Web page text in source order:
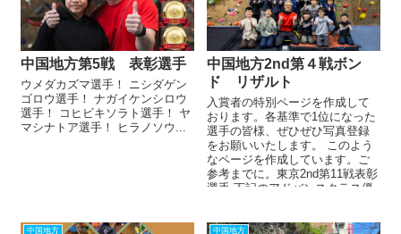
中国地方第5戦 表彰選手
ウメダカズマ選手！ ニシダゲン
ゴロウ選手！ ナガイケンシロウ
選手！ コヒビキソラト選手！ ヤ
マシナトア選手！ ヒラノソウ...
中国地方2nd第４戦ボン
ド リザルト
入賞者の特別ページを作成して
おります。各基準で1位になった
選手の皆様、ぜひぜひ写真登録
をお願いいたします。 このよう
なページを作成しています。ご
参考までに。東京2nd第11戦表彰
選手 下記のアドバンスクラス優
中国地方 中国地方